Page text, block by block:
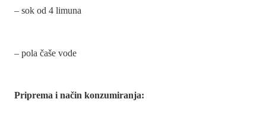
– sok od 4 limuna
– pola čaše vode
Priprema i način konzumiranja: